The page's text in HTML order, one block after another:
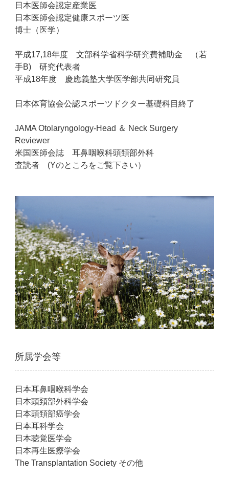
日本医師会認定産業医
日本医師会認定健康スポーツ医
博士（医学）
平成17,18年度 文部科学省科学研究費補助金 （若
手B) 研究代表者
平成18年度 慶應義塾大学医学部共同研究員
日本体育協会公認スポーツドクター基礎科目終了
JAMA Otolaryngology-Head ＆ Neck Surgery
Reviewer
米国医師会誌 耳鼻咽喉科頭頚部外科
査読者 (Yのところをご覧下さい）
所属学会等
日本耳鼻咽喉科学会
日本頭頚部外科学会
日本頭頚部癌学会
日本耳科学会
日本聴覚医学会
日本再生医療学会
The Transplantation Society その他